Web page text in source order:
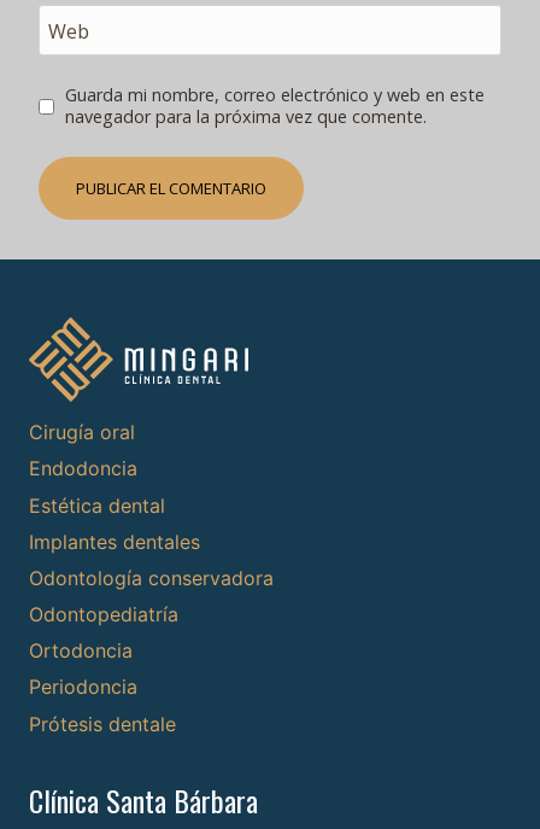
Web
Guarda mi nombre, correo electrónico y web en este
navegador para la próxima vez que comente.
Cirugía oral
Endodoncia
Estética dental
Implantes dentales
Odontología conservadora
Odontopediatría
Ortodoncia
Periodoncia
Prótesis dentale
Clínica Santa Bárbara